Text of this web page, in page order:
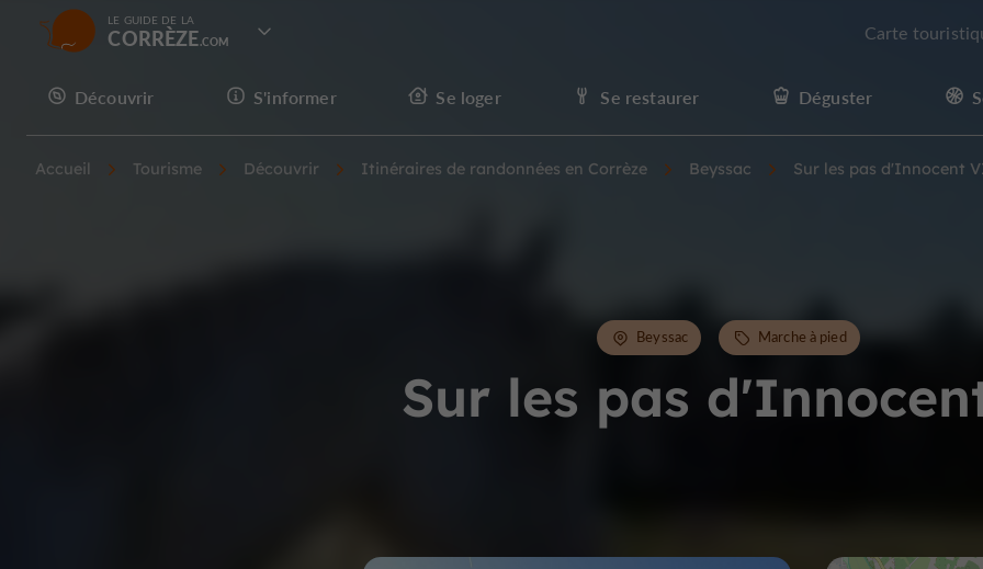
LE GUIDE DE LA
CORRÈZE Carte
Découvrir S'informer Se loger Se restaurer Déguster
Accueil Tourisme Découvrir Itinéraires de randonnées en Corrèze Beyssac Sur les pas d'Innocent
Sur les pas
Beyssac Marche à pied